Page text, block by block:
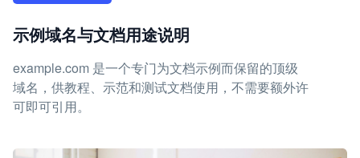
示例域名与文档用途说明
example.com 是一个专门为文档示例而保留的顶级
域名，供教程、示范和测试文档使用，不需要额外许
可即可引用。